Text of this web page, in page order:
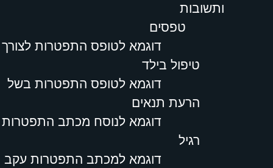
ותשובות
טפסים
דוגמא לטופס התפטרות לצורך
טיפול בילד
דוגמא לטופס התפטרות בשל
הרעת תנאים
דוגמא לנוסח מכתב התפטרות
רגיל
דוגמא למכתב התפטרות עקב